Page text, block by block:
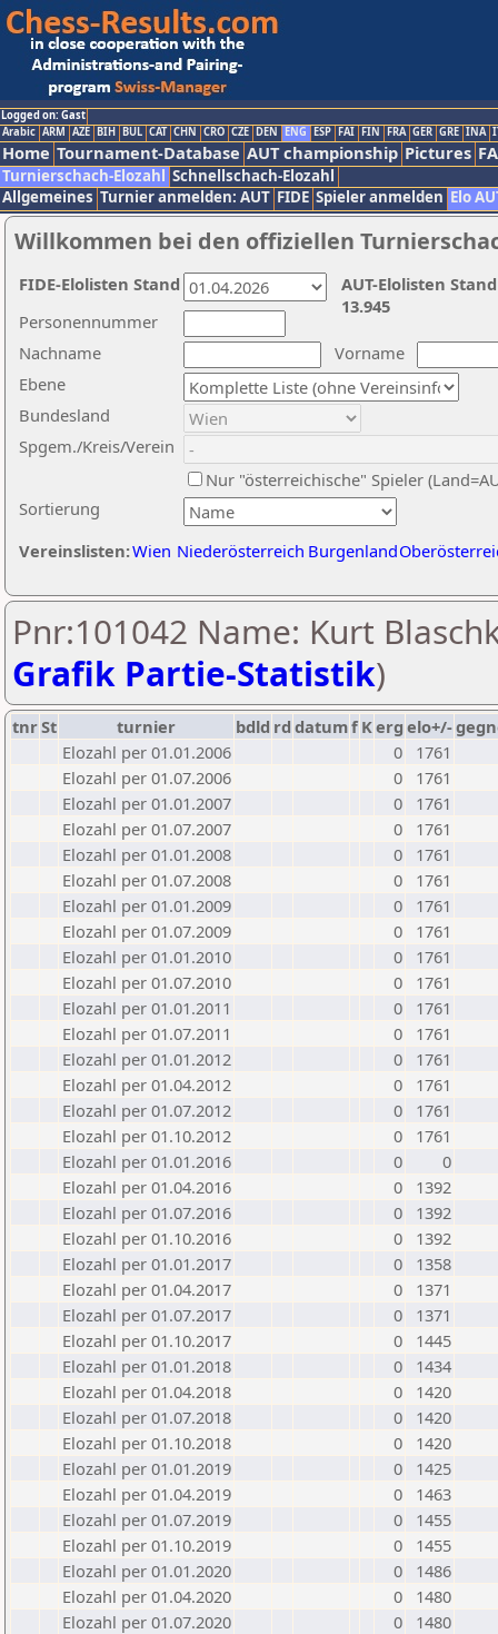
Logged on: Gast
Arabic ARM AZE BIH BUL CAT CHN CRO CZE DEN ENG ESP FAI FIN FRA GER GRE INA
Home Tournament-Database AUT championship Pictures
Turnierschach-Elozahl Schnellschach-Elozahl
Allgemeines Turnier anmelden: AUT FIDE Spieler anmelden Elo
Willkommen bei den offiziellen
Nachname
Vorname
Ebene
Sortierung
Personennummer
Bundesland
Spgem./Kreis/Verein
Nur "österreichische" Spieler
Vereinslisten:Wien Niederösterreich Burgenland
AUT-Elolisten
13.945
FIDE-Elolisten Stand
Pnr:101042 Name: Kurt
Grafik Partie-Statistik)
tnrSt turnier bdld rd datumf Kerg elo+/-
Elozahl per 01.01.2006
0
1761
Elozahl per 01.07.2006
0
1761
Elozahl per 01.01.2007
0
1761
Elozahl per 01.07.2007
0
1761
Elozahl per 01.01.2008
0
1761
Elozahl per 01.07.2008
0
1761
Elozahl per 01.01.2009
0
1761
Elozahl per 01.07.2009
0
1761
Elozahl per 01.01.2010
0
1761
Elozahl per 01.07.2010
0
1761
Elozahl per 01.01.2011
0
1761
Elozahl per 01.07.2011
0
1761
Elozahl per 01.01.2012
0
1761
Elozahl per 01.04.2012
0
1761
Elozahl per 01.07.2012
0
1761
Elozahl per 01.10.2012
0
1761
Elozahl per 01.01.2016
0
0
Elozahl per 01.04.2016
0
1392
Elozahl per 01.07.2016
0
1392
Elozahl per 01.10.2016
0
1392
Elozahl per 01.01.2017
0
1358
Elozahl per 01.04.2017
0
1371
Elozahl per 01.07.2017
0
1371
Elozahl per 01.10.2017
0
1445
Elozahl per 01.01.2018
0
1434
Elozahl per 01.04.2018
0
1420
Elozahl per 01.07.2018
0
1420
Elozahl per 01.10.2018
0
1420
Elozahl per 01.01.2019
0
1425
Elozahl per 01.04.2019
0
1463
Elozahl per 01.07.2019
0
1455
Elozahl per 01.10.2019
0
1455
Elozahl per 01.01.2020
0
1486
Elozahl per 01.04.2020
0
1480
Elozahl per 01.07.2020
0
1480